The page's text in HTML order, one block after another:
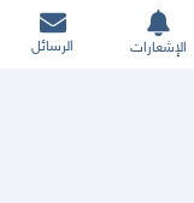
الإشعارات الرسائل